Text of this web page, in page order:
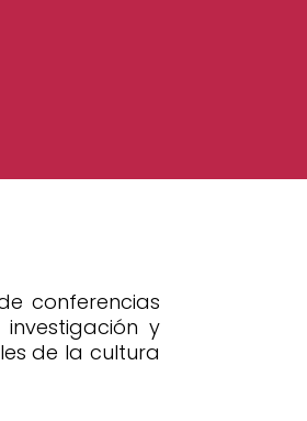
conferencias
y
de la cultura